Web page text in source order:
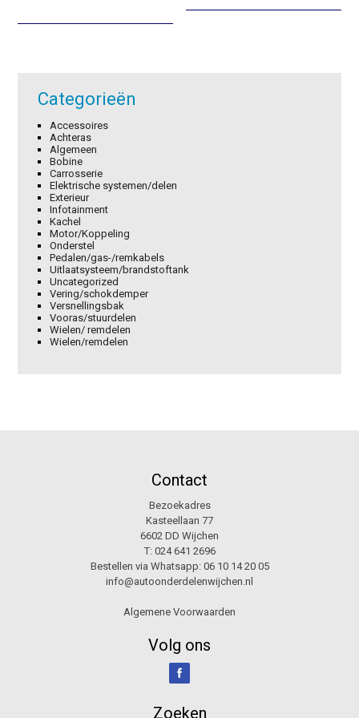
€20,05. €14,04.
was:
is:
Categorieën
Accessoires
Achteras
Algemeen
Bobine
Carrosserie
Elektrische systemen/delen
Exterieur
Infotainment
Kachel
Motor/Koppeling
Onderstel
Pedalen/gas-/remkabels
Uitlaatsysteem/brandstoftank
Uncategorized
Vering/schokdemper
Versnellingsbak
Vooras/stuurdelen
Wielen/ remdelen
Wielen/remdelen
Contact
Bezoekadres
Kasteellaan 77
6602 DD Wijchen
T: 024 641 2696
Bestellen via Whatsapp: 06 10 14 20 05
info@autoonderdelenwijchen.nl
Algemene Voorwaarden
Volg ons
Zoeken